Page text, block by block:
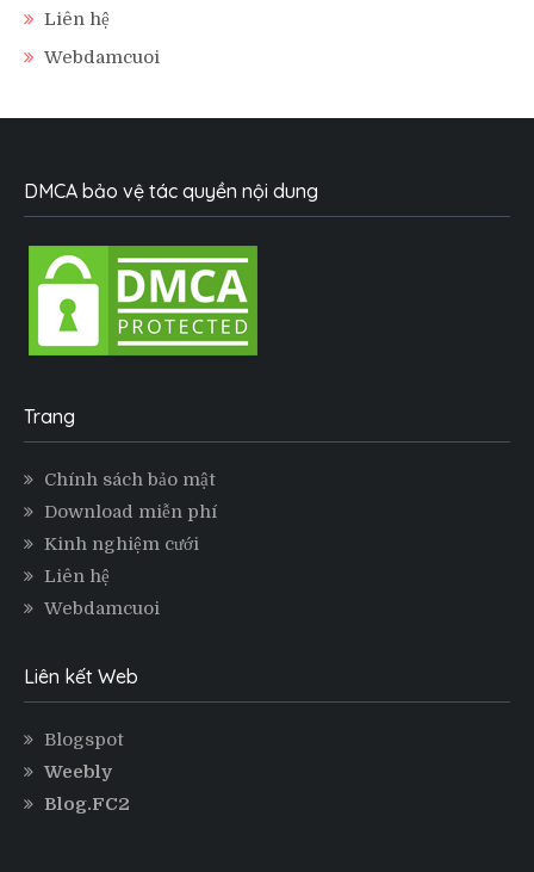
Liên hệ
Webdamcuoi
DMCA bảo vệ tác quyền nội dung
Trang
Chính sách bảo mật
Download miễn phí
Kinh nghiệm cưới
Liên hệ
Webdamcuoi
Liên kết Web
Blogspot
Weebly
Blog.FC2